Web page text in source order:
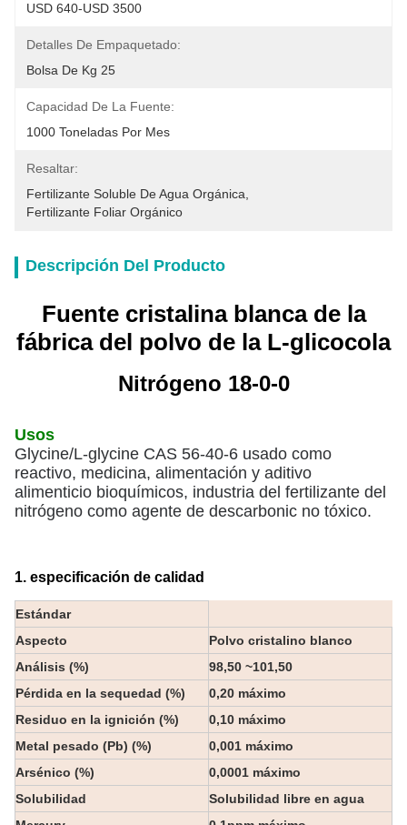
USD 640-USD 3500
Detalles De Empaquetado:
Bolsa De Kg 25
Capacidad De La Fuente:
1000 Toneladas Por Mes
Resaltar:
Fertilizante Soluble De Agua Orgánica
Fertilizante Foliar Orgánico
Descripción Del Producto
Fuente cristalina blanca de la
fábrica del polvo de la L-glicocola
Nitrógeno 18-0-0
Usos
Glycine/L-glycine CAS 56-40-6 usado como
reactivo, medicina, alimentación y aditivo
alimenticio bioquímicos, industria del fertilizante del
nitrógeno como agente de descarbonic no tóxico.
1. especificación de calidad
Estándar
Aspecto
Polvo cristalino blanco
Análisis (%)
98,50 ~101,50
Pérdida en la sequedad (%)
0,20 máximo
Residuo en la ignición (%)
0,10 máximo
Metal pesado (Pb) (%)
0,001 máximo
Arsénico (%)
0,0001 máximo
Solubilidad
Solubilidad libre en agua